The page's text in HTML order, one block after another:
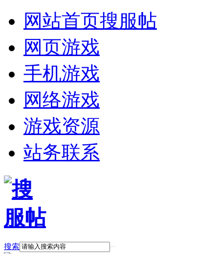
网站首页搜服帖
网页游戏
手机游戏
网络游戏
游戏资源
站务联系
搜索